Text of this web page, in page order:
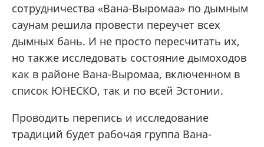
сотрудничества «Вана-Выромаа» по дымным
саунам решила провести переучет всех
дымных бань. И не просто пересчитать их,
но также исследовать состояние дымоходов
как в районе Вана-Выромаа, включенном в
список ЮНЕСКО, так и по всей Эстонии.
Проводить перепись и исследование
традиций будет рабочая группа Вана-